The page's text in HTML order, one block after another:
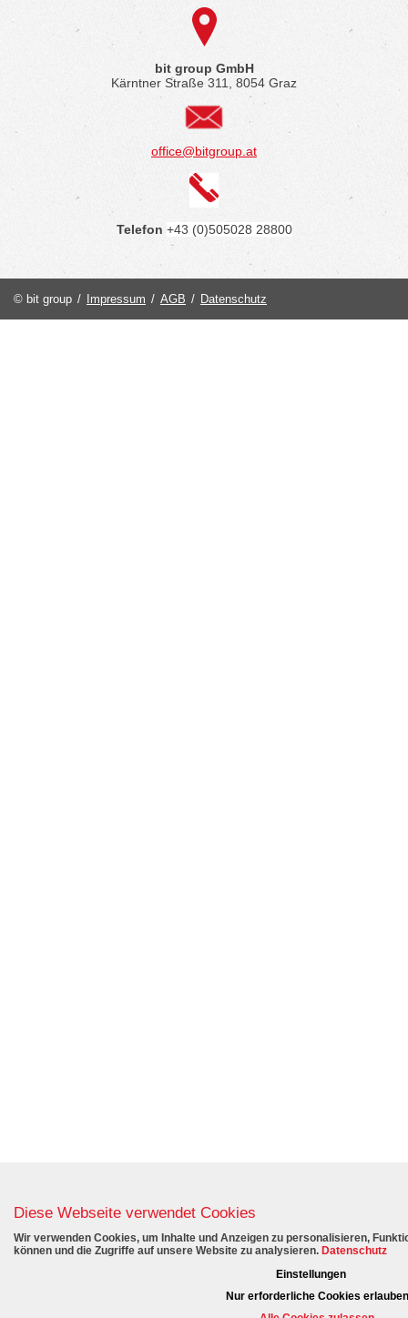
bit group GmbH
Kärntner Straße 311, 8054 Graz
office@bitgroup.at
Telefon +43 (0)505028 28800
© bit group / Impressum / AGB / Datenschutz
Diese Webseite verwendet Cookies
Wir verwenden Cookies, um Inhalte und Anzeigen zu personalisieren,
können und die Zugriffe auf unsere Website zu analysieren. Datenschutz
Einstellungen
Nur erforderliche Cookies erlauben